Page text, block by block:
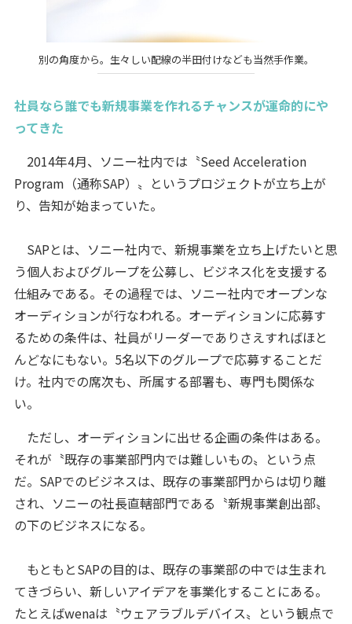
別の角度から。生々しい配線の半田付けなども当然手作業。
社員なら誰でも新規事業を作れるチャンスが運命的にや
ってきた
2014年4月、ソニー社内では〝Seed Acceleration
Program（通称SAP）〟というプロジェクトが立ち上が
り、告知が始まっていた。
SAPとは、ソニー社内で、新規事業を立ち上げたいと思
う個人およびグループを公募し、ビジネス化を支援する
仕組みである。その過程では、ソニー社内でオープンな
オーディションが行なわれる。オーディションに応募す
るための条件は、社員がリーダーでありさえすればほと
んどなにもない。5名以下のグループで応募することだ
け。社内での席次も、所属する部署も、専門も関係な
い。
ただし、オーディションに出せる企画の条件はある。
それが〝既存の事業部門内では難しいもの〟という点
だ。SAPでのビジネスは、既存の事業部門からは切り離
され、ソニーの社長直轄部門である〝新規事業創出部〟
の下のビジネスになる。
もともとSAPの目的は、既存の事業部の中では生まれ
てきづらい、新しいアイデアを事業化することにある。
たとえばwenaは〝ウェアラブルデバイス〟という観点で